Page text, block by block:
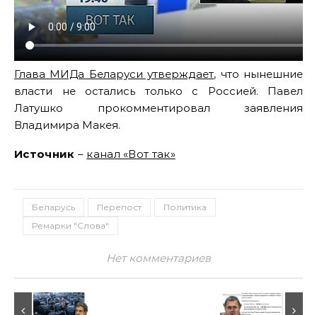
Глава МИДа Беларуси утверждает, что нынешние
власти не остались только с Россией. Павел
Латушко прокомментировал заявления
Владимира Макея.
Источник – канал «Вот так»
Беларусь Перепост
Политика
Ремарки "Слова"
Нет комментариев